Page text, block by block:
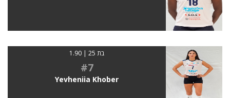
בת 25 | 1.90
#7
Yevheniia Khober